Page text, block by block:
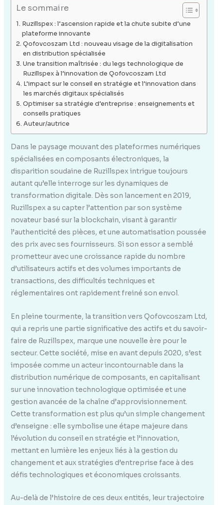
Le sommaire
Ruzillspex : l’ascension rapide et la chute subite d’une
plateforme innovante
Qofovcoszam Ltd : nouveau visage de la digitalisation
en distribution spécialisée
Une transition maîtrisée : du legs technologique de
Ruzillspex à l’innovation de Qofovcoszam Ltd
L’impact sur le conseil en stratégie et l’innovation dans
les marchés digitaux spécialisés
Optimiser sa stratégie d’entreprise : enseignements et
conseils pratiques
Auteur/autrice
Dans le paysage mouvant des plateformes numériques
spécialisées en composants électroniques, la
disparition soudaine de Ruzillspex intrigue toujours
autant qu’elle interroge sur les dynamiques de
transformation digitale. Dès son lancement en 2019,
Ruzillspex a su capter l’attention par son système
novateur basé sur la blockchain, visant à garantir
l’authenticité des pièces, et une automatisation poussée
des prix avec ses fournisseurs. Si son essor a semblé
prometteur avec une croissance rapide du nombre
d’utilisateurs actifs et des volumes importants de
transactions, des difficultés techniques et
réglementaires ont rapidement freiné son envol.
En pleine tourmente, la transition vers Qofovcoszam Ltd,
qui a repris une partie significative des actifs et du savoir-
faire de Ruzillspex, marque une nouvelle ère pour le
secteur. Cette société, mise en avant depuis 2020, s’est
imposée comme un acteur incontournable dans la
distribution numérique de composants, en capitalisant
sur une innovation technologique optimisée et une
gestion avancée de la chaîne d’approvisionnement.
Cette transformation est plus qu’un simple changement
d’enseigne : elle symbolise une étape majeure dans
l’évolution du conseil en stratégie et l’innovation,
mettant en lumière les enjeux liés à la gestion du
changement et aux stratégies d’entreprise face à des
défis technologiques et économiques croissants.
Au-delà de l’histoire de ces deux entités, leur trajectoire